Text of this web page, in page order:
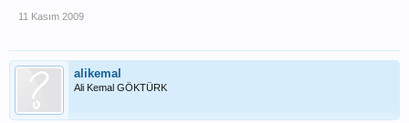
11 Kasım 2009
alikemal
Ali Kemal GÖKTÜRK